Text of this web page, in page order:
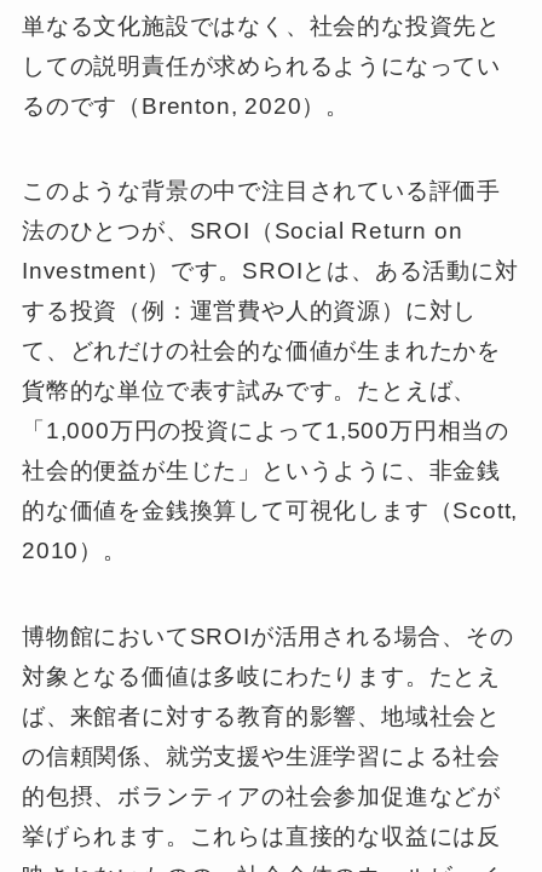
単なる文化施設ではなく、社会的な投資先と
しての説明責任が求められるようになってい
るのです（Brenton, 2020）。
このような背景の中で注目されている評価手
法のひとつが、SROI（Social Return on
Investment）です。SROIとは、ある活動に対
する投資（例：運営費や人的資源）に対し
て、どれだけの社会的な価値が生まれたかを
貨幣的な単位で表す試みです。たとえば、
「1,000万円の投資によって1,500万円相当の
社会的便益が生じた」というように、非金銭
的な価値を金銭換算して可視化します（Scott,
2010）。
博物館においてSROIが活用される場合、その
対象となる価値は多岐にわたります。たとえ
ば、来館者に対する教育的影響、地域社会と
の信頼関係、就労支援や生涯学習による社会
的包摂、ボランティアの社会参加促進などが
挙げられます。これらは直接的な収益には反